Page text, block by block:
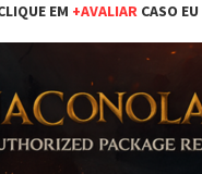
EM +AVALIARCASO